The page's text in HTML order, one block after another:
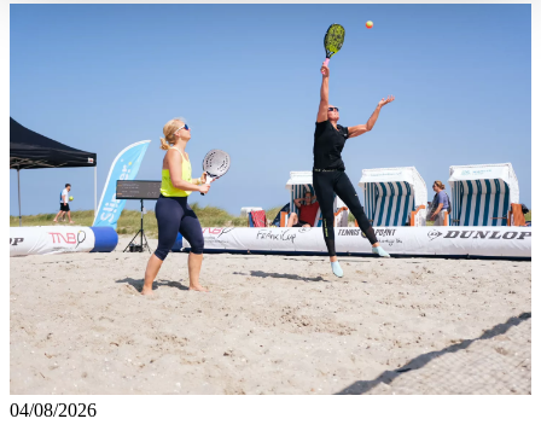
verarbeitet werden, und legen Sie Ihre Präferenzen im
Wir verwenden Cookies, um Inhalte und Anzeigen zu
personalisieren, Funktionen für soziale Medien anbieten
zu können und die Zugriffe auf unsere Website zu
analysieren. Außerdem geben wir Informationen zu Ihrer
Verwendung unserer Website an unsere Partner für
soziale Medien, Werbung und Analysen weiter. Unsere
Partner führen diese Informationen möglicherweise mit
weiteren Daten zusammen, die Sie ihnen bereitgestellt
haben oder die sie im Rahmen Ihrer Nutzung der Dienste
gesammelt haben. Die Cookie-Einstellungenkönnen
jederzeit über den Link im Footer aufgerufen und
04/08/2026